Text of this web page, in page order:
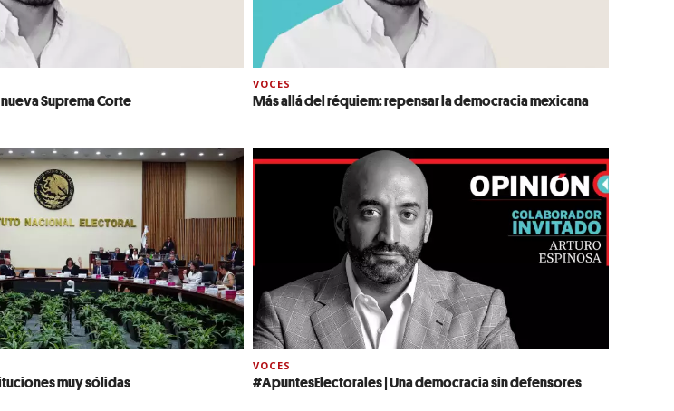
Suprema Corte
VOCES
Más allá del réquiem: repensar la democracia mexicana
muy sólidas
VOCES
#ApuntesElectorales | Una democracia sin defensores